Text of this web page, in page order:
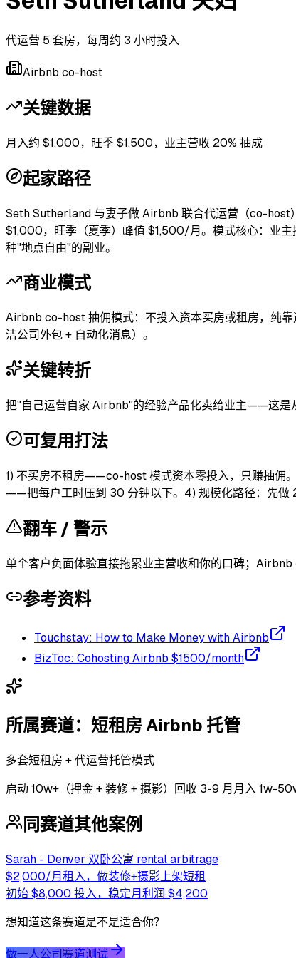
代运营 5 套房，每周约 3 小时投入
Airbnb co-host
关键数据
月入约 $1,000，旺季 $1,500，业主营收 20% 抽成
起家路径
Seth Sutherland 与妻子做 Airbnb 联合代运营（co-host
$1,000，旺季（夏季）峰值 $1,500/月。模式核心：业
种"地点自由"的副业。
商业模式
Airbnb co-host 抽佣模式：不投入资本买房或租房，纯
洁公司外包 + 自动化消息）。
关键转折
把"自己运营自家 Airbnb"的经验产品化卖给业主——这是
可复用打法
1) 不买房不租房——co-host 模式资本零投入，只赚抽佣
——把每户工时压到 30 分钟以下。4) 规模化路径：先做
翻车 / 警示
单个客户负面体验直接拖累业主营收和你的口碑；
参考资料
Touchstay: How to Make Money with Airbnb
BizToc: Cohosting Airbnb $1500/month
所属赛道： 短租房 Airbnb 托管
多套短租房 + 代运营托管模式
启动10w+（押金 + 装修 + 摄影） 回收 3-9 月月入 1w-
同赛道其他案例
Sarah - Denver 双卧公寓 rental arbitrage
$2,000/月租入，做装修+摄影上架短租
初始 $8,000 投入，稳定月利润 $4,200
想知道这条赛道是不是适合你？
做一人公司赛道测试